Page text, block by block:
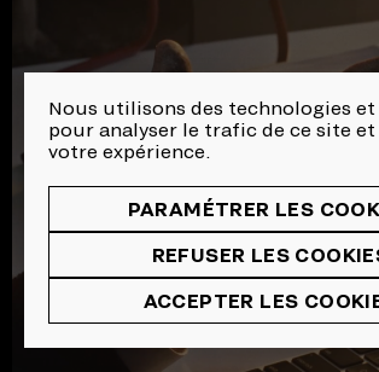
Nous utilisons des technologies et
pour analyser le trafic de ce site
votre expérience.
PARAMÉTRER LES
REFUSER LES
ACCEPTER LES